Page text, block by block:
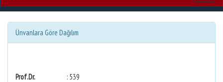
Ünvanlara Göre Dağılım
Prof.Dr.
: 539